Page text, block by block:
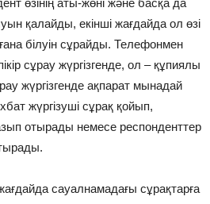
өзінің аты-жөні және басқа да
қалайды, екінші жағдайда ол өзі
білуін сұрайды. Телефонмен
сұрау жүргізгенде, ол – құпиялы
жүргізгенде ақпарат мынадай
жүргізуші сұрақ қойып,
отырады немесе респонденттер
сауалнамадағы сұрақтарға